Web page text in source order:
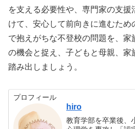
を支える必要性や、専門家の支援
けて、安心して前向きに進むため
で抱えがちな不登校の問題を、家
の機会と捉え、子どもと母親、家
踏み出しましょう。
プロフィール
hiro
教育学部を卒業後、